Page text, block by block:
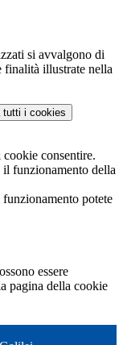
si avvalgono di
finalità illustrate nella
tutti i cookies
cookie consentire.
il funzionamento della
potete
essere
pagina della cookie